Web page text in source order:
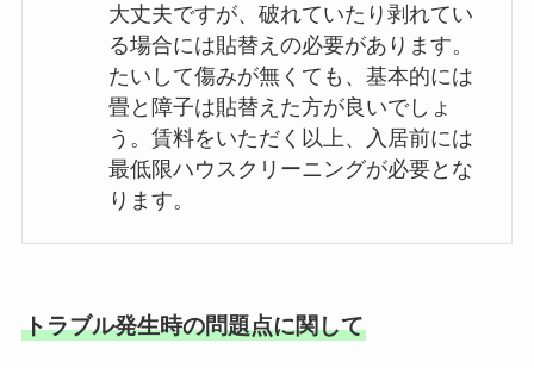
大丈夫ですが、破れていたり剥れてい
る場合には貼替えの必要があります。
たいして傷みが無くても、基本的には
畳と障子は貼替えた方が良いでしょ
う。賃料をいただく以上、入居前には
最低限ハウスクリーニングが必要とな
ります。
トラブル発生時の問題点に関して